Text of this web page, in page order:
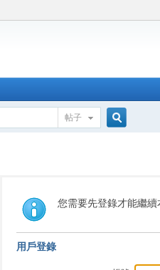
帖子
索
您需要先登錄才能繼續
用戶登錄